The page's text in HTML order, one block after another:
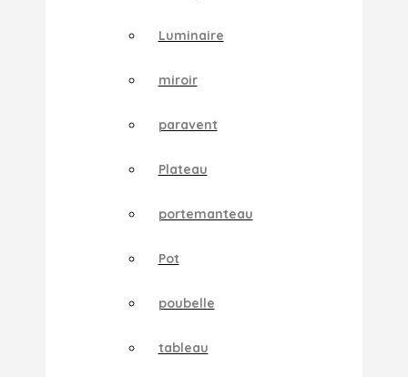
Luminaire
miroir
paravent
Plateau
portemanteau
Pot
poubelle
tableau